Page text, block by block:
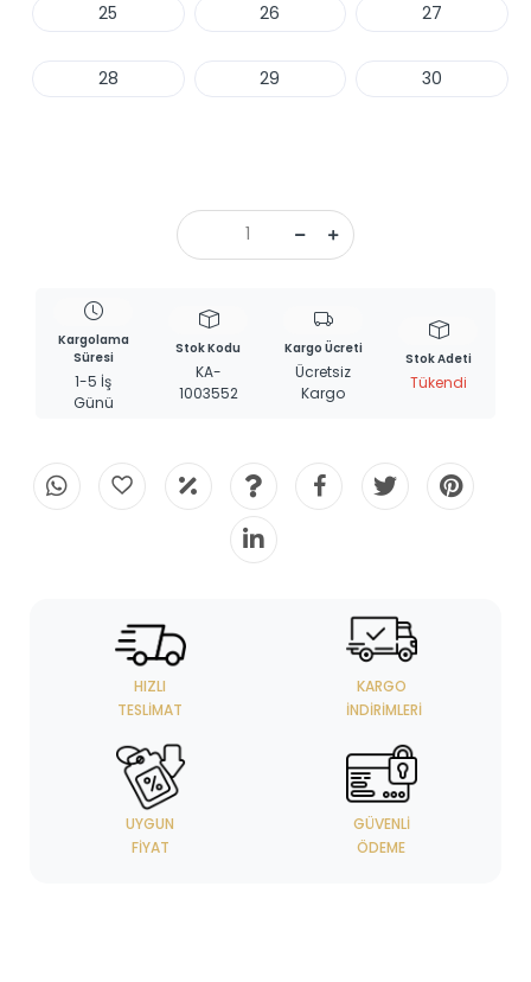
25 26 27
28 29 30
Kargolama
Süresi
1-5 İş
Günü
Stok Kodu
KA-
1003552
Kargo Ücreti
Ücretsiz
Kargo
Stok Adeti
Tükendi
HIZLI
TESLIMAT
KARGO
İNDIRIMLERI
UYGUN
FIYAT
GÜVENLI
ÖDEME